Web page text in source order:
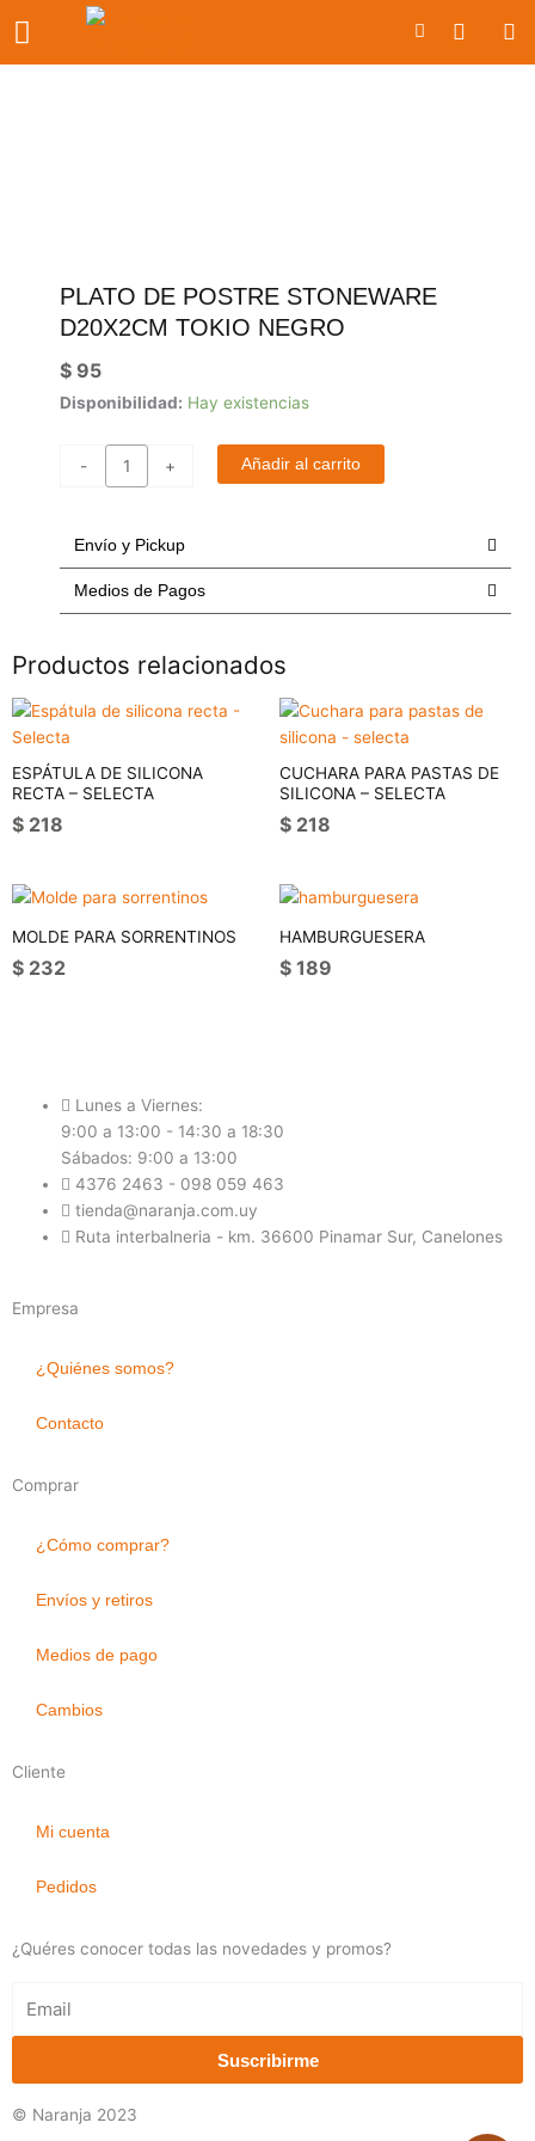
contenido
Carrito
PLATO DE POSTRE STONEWARE
D20X2CM TOKIO NEGRO
$ 95
Disponibilidad: Hay existencias
-
PLATO
STONEWARE
cantidad
+ Añadir al carrito
Envío y Pickup
Medios de Pagos
Productos relacionados
ESPÁTULA DE SILICONA
RECTA – SELECTA
$ 218
CUCHARA PARA PASTAS DE
SILICONA – SELECTA
$ 218
MOLDE PARA SORRENTINOS
$ 232
HAMBURGUESERA
$ 189
Lunes a Viernes:
9:00 a 13:00 - 14:30 a 18:30
Sábados: 9:00 a 13:00
4376 2463 - 098 059 463
tienda@naranja.com.uy
Ruta interbalneria - km. 36600 Pinamar Sur, Canelones
Empresa
¿Quiénes somos?
Contacto
Comprar
¿Cómo comprar?
Envíos y retiros
Medios de pago
Cambios
Cliente
Mi cuenta
Pedidos
¿Quéres conocer todas las novedades y promos?
Suscribirme
© Naranja 2023